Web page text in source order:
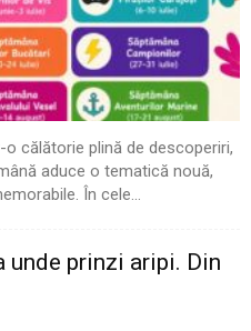
călătorie plină de descoperiri,
aduce o tematică nouă,
În cele...
unde prinzi aripi. Din